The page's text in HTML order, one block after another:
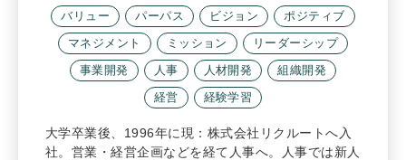
バリュー パーパス ビジョン
ポジティブ
マネジメント
ミッション
リーダーシップ
事業開発
人事 人材開発
組織開発
経営
経験学習
大学卒業後、1996年に現：株式会社リクルートへ入
社。営業・経営企画などを経て人事へ。人事では新人